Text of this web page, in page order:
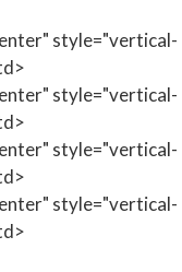
style="vertical-
style="vertical-
style="vertical-
style="vertical-